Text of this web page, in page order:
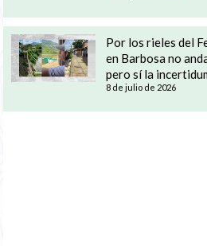
Por los rieles del
en Barbosa no
pero sí la
8 de julio de 2026